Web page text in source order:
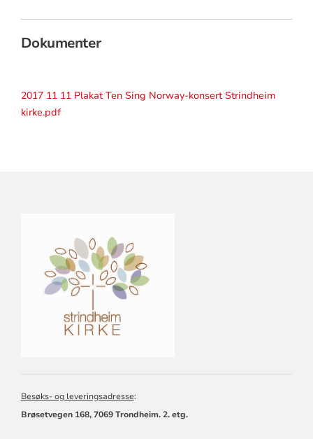
Dokumenter
2017 11 11 Plakat Ten Sing Norway-konsert Strindheim
kirke.pdf
Besøks- og leveringsadresse:
Brøsetvegen 168, 7069 Trondheim. 2. etg.